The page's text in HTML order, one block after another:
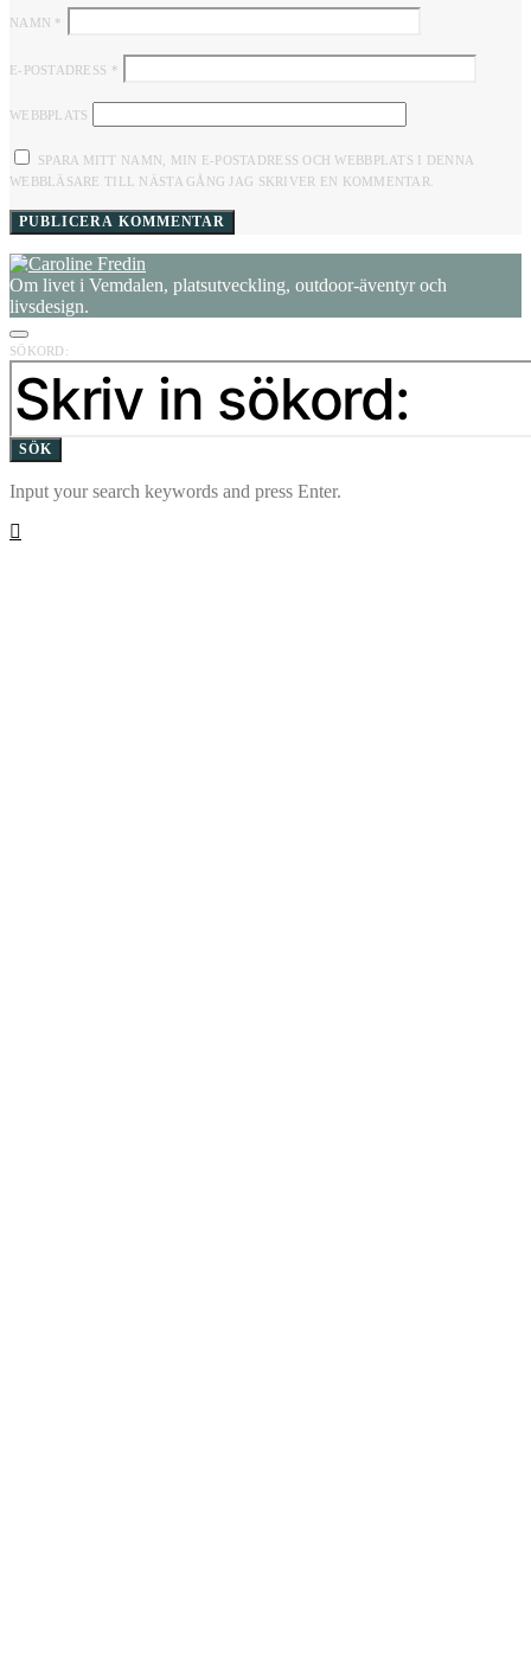
NAMN *
E-POSTADRESS *
WEBBPLATS
SPARA MITT NAMN, MIN E-POSTADRESS OCH WEBBPLATS I DENNA
WEBBLÄSARE TILL NÄSTA GÅNG JAG SKRIVER EN KOMMENTAR.
Om livet i Vemdalen, platsutveckling, outdoor-äventyr och
livsdesign.
SÖKORD:
SÖK
Input your search keywords and press Enter.